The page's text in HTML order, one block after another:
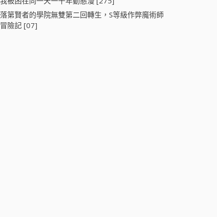
落第賢者的學院無雙第二回轉生，S等級作弊魔術師
冒險記 [07]